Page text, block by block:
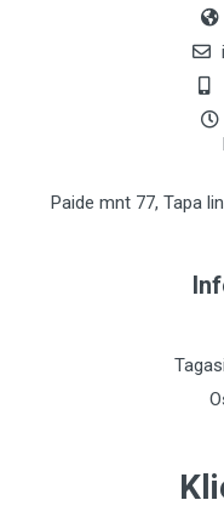
Paide mnt 77, Tapa